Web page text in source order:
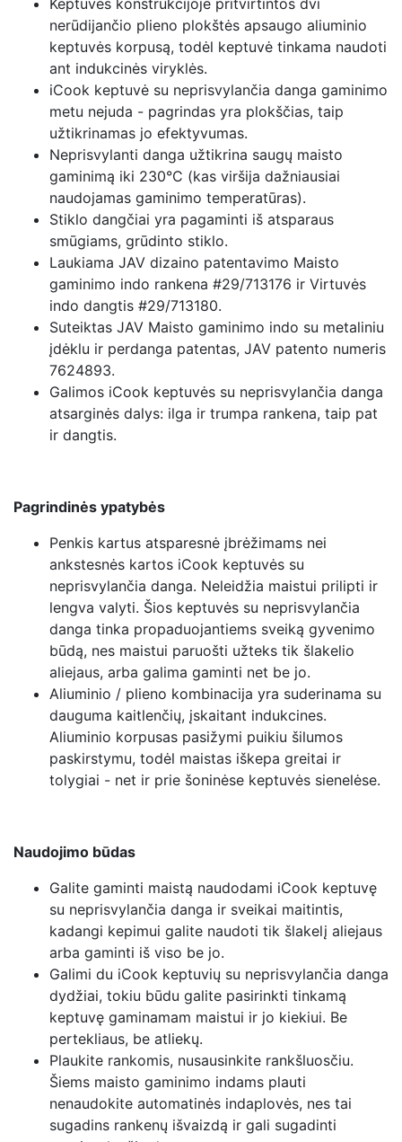
Keptuvės konstrukcijoje pritvirtintos dvi
nerūdijančio plieno plokštės apsaugo aliuminio
keptuvės korpusą, todėl keptuvė tinkama naudoti
ant indukcinės viryklės.
iCook keptuvė su neprisvylančia danga gaminimo
metu nejuda - pagrindas yra plokščias, taip
užtikrinamas jo efektyvumas.
Neprisvylanti danga užtikrina saugų maisto
gaminimą iki 230°C (kas viršija dažniausiai
naudojamas gaminimo temperatūras).
Stiklo dangčiai yra pagaminti iš atsparaus
smūgiams, grūdinto stiklo.
Laukiama JAV dizaino patentavimo Maisto
gaminimo indo rankena #29/713176 ir Virtuvės
indo dangtis #29/713180.
Suteiktas JAV Maisto gaminimo indo su metaliniu
įdėklu ir perdanga patentas, JAV patento numeris
7624893.
Galimos iCook keptuvės su neprisvylančia danga
atsarginės dalys: ilga ir trumpa rankena, taip pat
ir dangtis.
Pagrindinės ypatybės
Penkis kartus atsparesnė įbrėžimams nei
ankstesnės kartos iCook keptuvės su
neprisvylančia danga. Neleidžia maistui prilipti ir
lengva valyti. Šios keptuvės su neprisvylančia
danga tinka propaduojantiems sveiką gyvenimo
būdą, nes maistui paruošti užteks tik šlakelio
aliejaus, arba galima gaminti net be jo.
Aliuminio / plieno kombinacija yra suderinama su
dauguma kaitlenčių, įskaitant indukcines.
Aliuminio korpusas pasižymi puikiu šilumos
paskirstymu, todėl maistas iškepa greitai ir
tolygiai - net ir prie šoninėse keptuvės sienelėse.
Naudojimo būdas
Galite gaminti maistą naudodami iCook keptuvę
su neprisvylančia danga ir sveikai maitintis,
kadangi kepimui galite naudoti tik šlakelį aliejaus
arba gaminti iš viso be jo.
Galimi du iCook keptuvių su neprisvylančia danga
dydžiai, tokiu būdu galite pasirinkti tinkamą
keptuvę gaminamam maistui ir jo kiekiui. Be
pertekliaus, be atliekų.
Plaukite rankomis, nusausinkite rankšluosčiu.
Šiems maisto gaminimo indams plauti
nenaudokite automatinės indaplovės, nes tai
sugadins rankenų išvaizdą ir gali sugadinti